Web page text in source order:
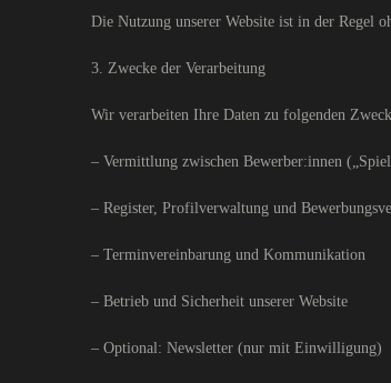
Die Nutzung unserer Website ist in der Regel
3. Zwecke der Verarbeitung
Wir verarbeiten Ihre Daten zu folgenden
– Vermittlung zwischen Bewerber:innen
– Register, Profilverwaltung und
– Terminvereinbarung und Kommunikation
– Betrieb und Sicherheit unserer Website
– Optional: Newsletter (nur mit Einwilligung)